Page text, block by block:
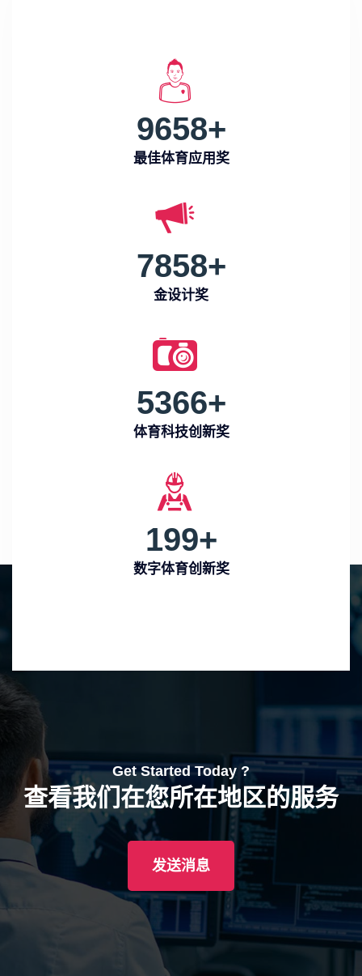
9658+
最佳体育应用奖
7858+
金设计奖
5366+
体育科技创新奖
199+
数字体育创新奖
Get Started Today ?
查看我们在您所在地区的服务
发送消息